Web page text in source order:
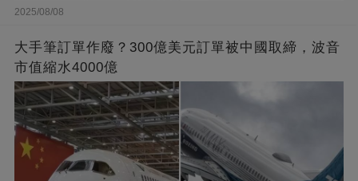
2025/08/08
大手筆訂單作廢？300億美元訂單被中國取締，波音
市值縮水4000億